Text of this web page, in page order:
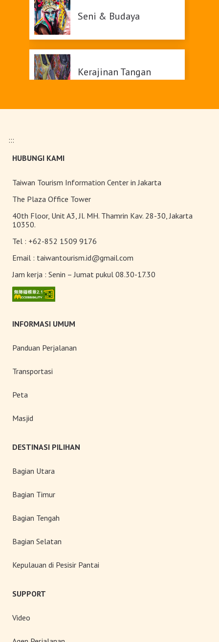
Seni & Budaya
Kerajinan Tangan
Teh Kelas Dunia
:::
HUBUNGI KAMI
Taiwan Tourism Information Center in Jakarta
The Plaza Office Tower
40th Floor, Unit A3, Jl. MH. Thamrin Kav. 28-30, Jakarta
10350.
Tel : +62-852 1509 9176
Email : taiwantourism.id@gmail.com
Jam kerja : Senin – Jumat pukul 08.30-17.30
INFORMASI UMUM
Panduan Perjalanan
Transportasi
Peta
Masjid
DESTINASI PILIHAN
Bagian Utara
Bagian Timur
Bagian Tengah
Bagian Selatan
Kepulauan di Pesisir Pantai
SUPPORT
Video